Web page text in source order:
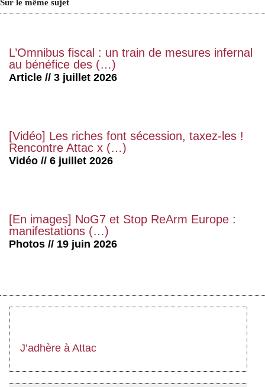
Sur le même sujet
L’Omnibus fiscal : un train de mesures infernal
au bénéfice des (…)
Article // 3 juillet 2026
[Vidéo] Les riches font sécession, taxez-les !
Rencontre Attac x (…)
Vidéo // 6 juillet 2026
[En images] NoG7 et Stop ReArm Europe :
manifestations (…)
Photos // 19 juin 2026
J’adhère à Attac